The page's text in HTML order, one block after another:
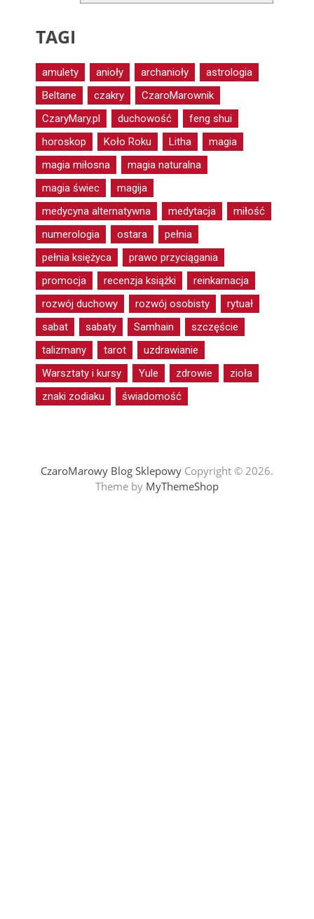
TAGI
amulety anioły archanioły
astrologia
Beltane
czakry
CzaroMarownik
CzaryMary.pl
duchowość
feng shui
horoskop
Koło Roku Litha
magia
magia miłosna
magia naturalna
magia świec
magija
medycyna alternatywna
medytacja
miłość
numerologia
ostara
pełnia
pełnia księżyca
prawo przyciągania
promocja
recenzja książki
reinkarnacja
rozwój duchowy
rozwój osobisty
rytuał
sabat
sabaty Samhain
szczęście
talizmany
tarot
uzdrawianie
Warsztaty i kursy
Yule zdrowie
zioła
znaki zodiaku
świadomość
CzaroMarowy Blog SklepowyCopyright © 2026.
Theme by MyThemeShop